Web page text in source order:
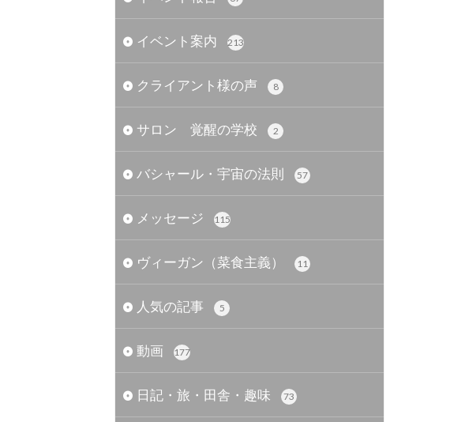
イベント案内 213
クライアント様の声 8
サロン 覚醒の学校 2
バシャール・宇宙の法則 57
メッセージ 115
ヴィーガン（菜食主義） 11
人気の記事 5
動画 177
日記・旅・田舎・趣味 73